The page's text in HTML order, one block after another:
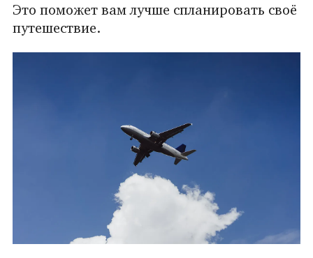
Это поможет вам лучше спланировать своё
путешествие.